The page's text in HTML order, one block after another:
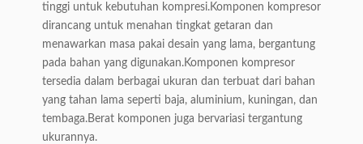
tinggi untuk kebutuhan kompresi.Komponen kompresor
dirancang untuk menahan tingkat getaran dan
menawarkan masa pakai desain yang lama, bergantung
pada bahan yang digunakan.Komponen kompresor
tersedia dalam berbagai ukuran dan terbuat dari bahan
yang tahan lama seperti baja, aluminium, kuningan, dan
tembaga.Berat komponen juga bervariasi tergantung
ukurannya.